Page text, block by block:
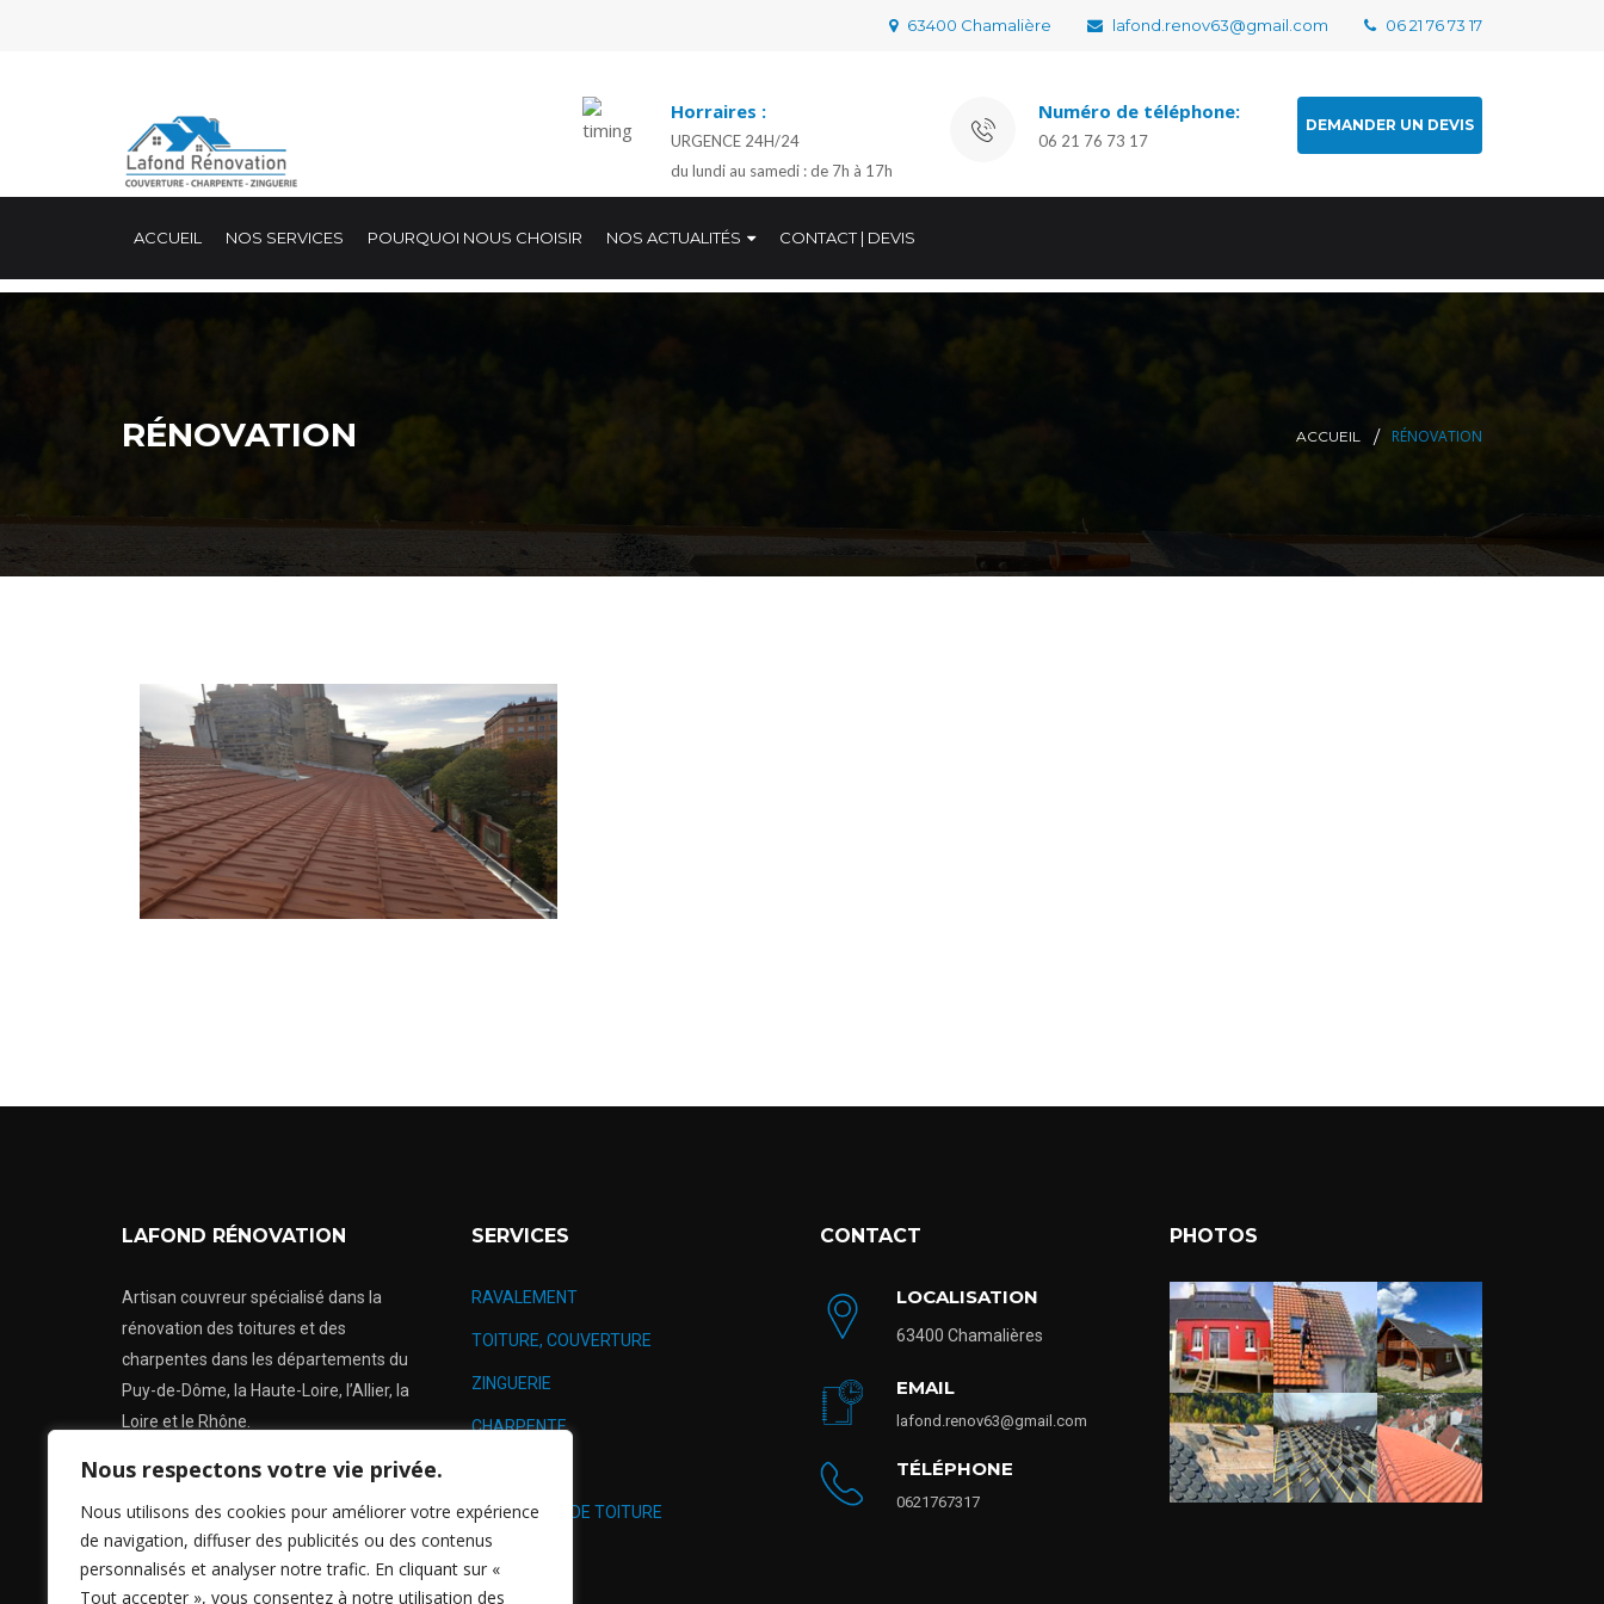
Nous respectons votre vie privée.
Nous utilisons des cookies pour améliorer votre expérience
de navigation, diffuser des publicités ou des contenus
personnalisés et analyser notre trafic. En cliquant sur «
Tout accepter », vous consentez à notre utilisation des
63400 Chamalière lafond.renov63@gmail.com 06 21 76 73 17
Horraires :
URGENCE 24H/24
du lundi au samedi : de 7h à 17h
Numéro de téléphone:
06 21 76 73 17
DEMANDER UN DEVIS
ACCUEIL NOS SERVICES POURQUOI NOUS CHOISIR NOS ACTUALITÉS CONTACT | DEVIS
RÉNOVATION ACCUEIL RÉNOVATION
LAFOND RÉNOVATION
Artisan couvreur spécialisé dans la
rénovation des toitures et des
charpentes dans les départements du
Puy-de-Dôme, la Haute-Loire, l’Allier, la
Loire et le Rhône.
Urgence: 24h/24
Lundi au Samedi: De 7h à 17h
Dimanche:Fermé
SERVICES
RAVALEMENT
TOITURE, COUVERTURE
ZINGUERIE
CHARPENTE
NETTOYAGE DE TOITURE
CONTACT
LOCALISATION
63400 Chamalières
EMAIL
lafond.renov63@gmail.com
TÉLÉPHONE
0621767317
PHOTOS